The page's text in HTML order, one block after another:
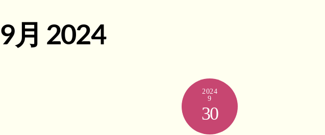
9月 2024
2024
9
30